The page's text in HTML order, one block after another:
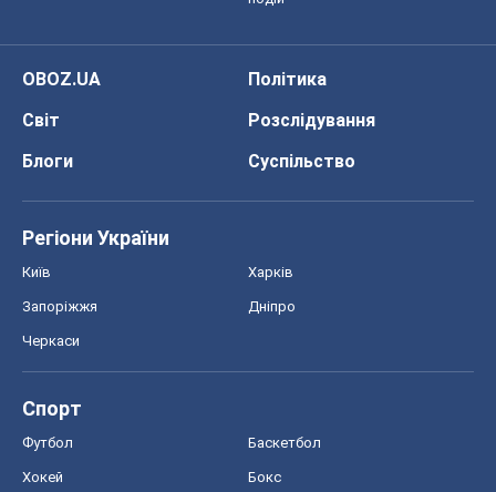
OBOZ.UA
Політика
Світ
Розслідування
Блоги
Суспільство
Регіони України
Київ Харків
Запоріжжя Дніпро
Черкаси
Спорт
Футбол Баскетбол
Хокей Бокс